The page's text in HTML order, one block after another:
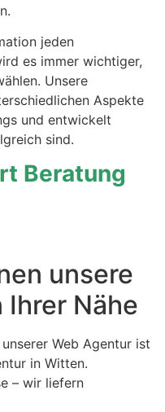
jeden
es immer wichtiger,
Unsere
Aspekte
und entwickelt
sind.
Beratung
unsere
Nähe
Web Agentur ist
in Witten.
– wir liefern